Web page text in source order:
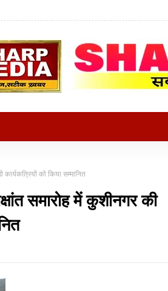
को किया सम्मानित
समारोह में कुशीनगर की